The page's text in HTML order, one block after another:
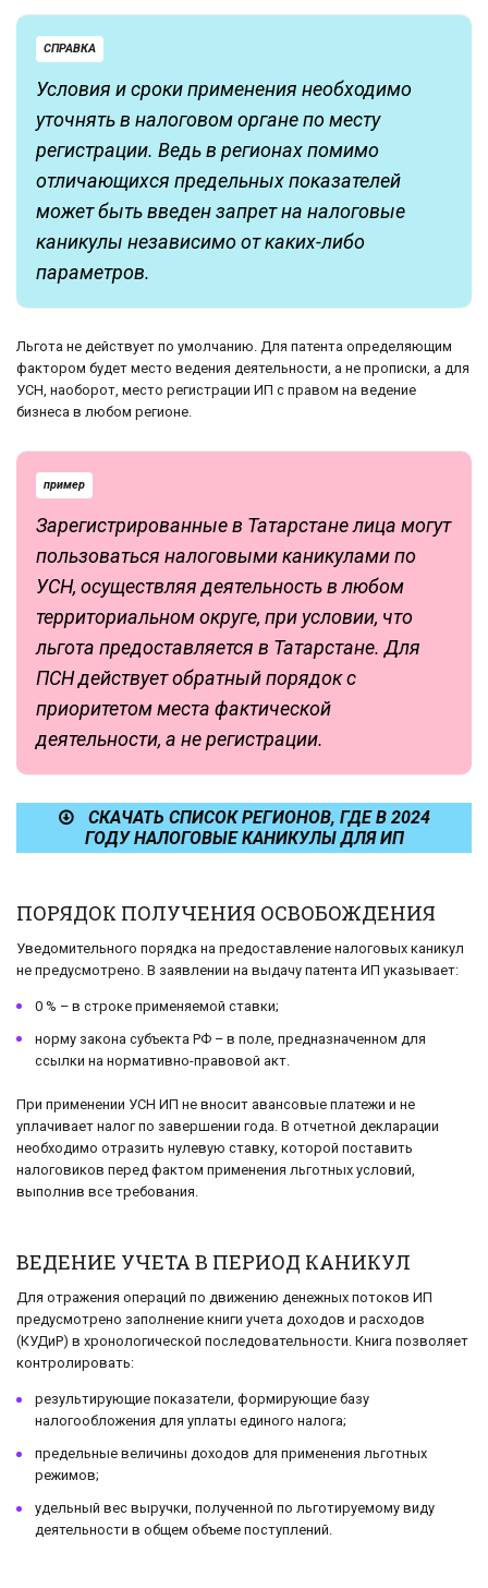
СПРАВКА
Условия и сроки применения необходимо
уточнять в налоговом органе по месту
регистрации. Ведь в регионах помимо
отличающихся предельных показателей
может быть введен запрет на налоговые
каникулы независимо от каких-либо
параметров.
Льгота не действует по умолчанию. Для патента определяющим
фактором будет место ведения деятельности, а не прописки, а для
УСН, наоборот, место регистрации ИП с правом на ведение
бизнеса в любом регионе.
пример
Зарегистрированные в Татарстане лица могут
пользоваться налоговыми каникулами по
УСН, осуществляя деятельность в любом
территориальном округе, при условии, что
льгота предоставляется в Татарстане. Для
ПСН действует обратный порядок с
приоритетом места фактической
деятельности, а не регистрации.
СКАЧАТЬ СПИСОК РЕГИОНОВ, ГДЕ В 2024
ГОДУ НАЛОГОВЫЕ КАНИКУЛЫ ДЛЯ ИП
ПОРЯДОК ПОЛУЧЕНИЯ ОСВОБОЖДЕНИЯ
Уведомительного порядка на предоставление налоговых каникул
не предусмотрено. В заявлении на выдачу патента ИП указывает:
0 % – в строке применяемой ставки;
норму закона субъекта РФ – в поле, предназначенном для
ссылки на нормативно-правовой акт.
При применении УСН ИП не вносит авансовые платежи и не
уплачивает налог по завершении года. В отчетной декларации
необходимо отразить нулевую ставку, которой поставить
налоговиков перед фактом применения льготных условий,
выполнив все требования.
ВЕДЕНИЕ УЧЕТА В ПЕРИОД КАНИКУЛ
Для отражения операций по движению денежных потоков ИП
предусмотрено заполнение книги учета доходов и расходов
(КУДиР) в хронологической последовательности. Книга позволяет
контролировать:
результирующие показатели, формирующие базу
налогообложения для уплаты единого налога;
предельные величины доходов для применения льготных
режимов;
удельный вес выручки, полученной по льготируемому виду
деятельности в общем объеме поступлений.